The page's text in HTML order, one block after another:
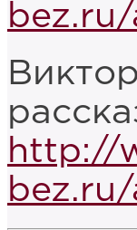
http://